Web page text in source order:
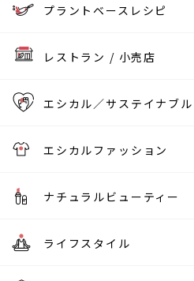
プラントベースレシピ
レストラン / 小売店
エシカル／サステイナブル
エシカルファッション
ナチュラルビューティー
ライフスタイル